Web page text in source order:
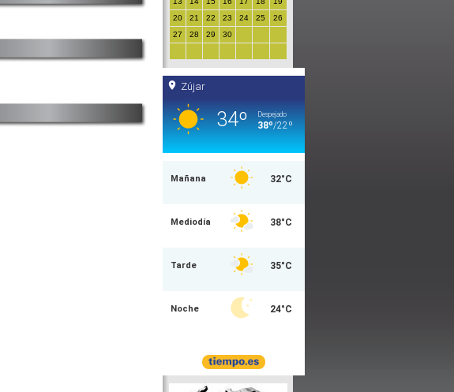
20
21 22 23 24 25
26
27
28 29 30